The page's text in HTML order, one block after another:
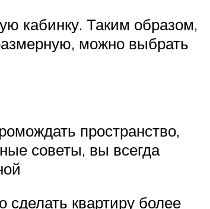
кабинку. Таким образом,
можно выбрать
пространство,
советы, вы всегда
квартиру более